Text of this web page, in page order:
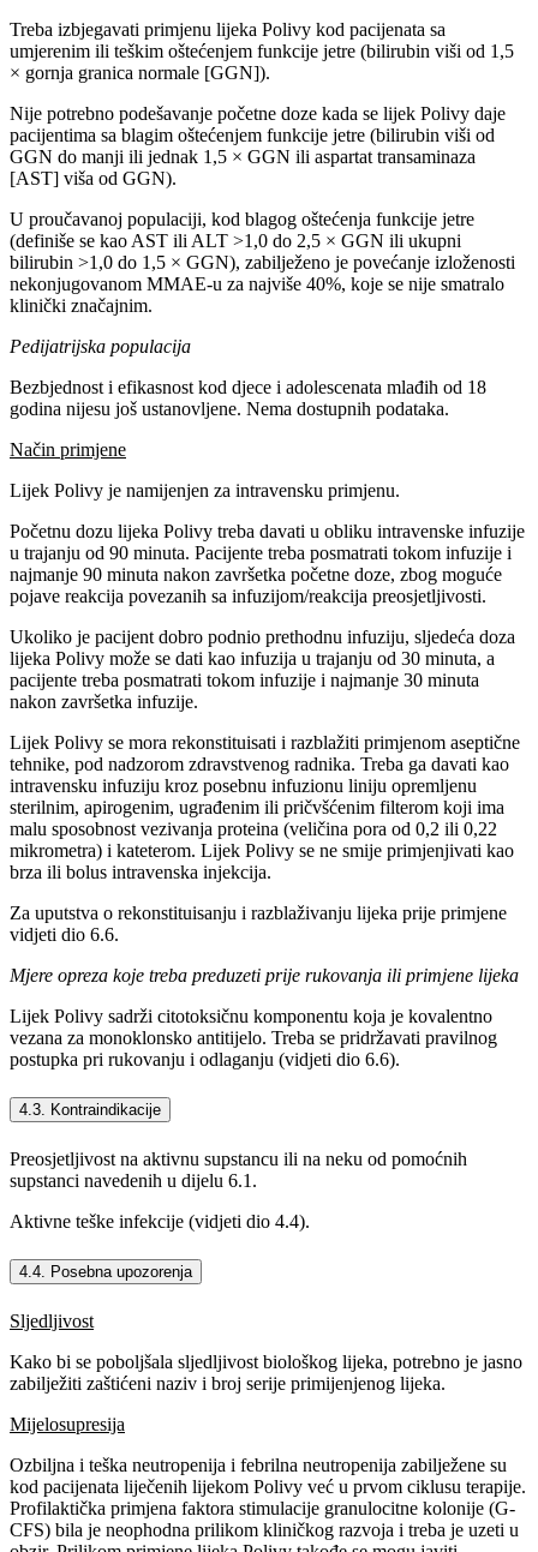
Treba izbjegavati primjenu lijeka Polivy kod pacijenata sa
umjerenim ili teškim oštećenjem funkcije jetre (bilirubin viši od 1,5
× gornja granica normale [GGN]).
Nije potrebno podešavanje početne doze kada se lijek Polivy daje
pacijentima sa blagim oštećenjem funkcije jetre (bilirubin viši od
GGN do manji ili jednak 1,5 × GGN ili aspartat transaminaza
[AST] viša od GGN).
U proučavanoj populaciji, kod blagog oštećenja funkcije jetre
(definiše se kao AST ili ALT >1,0 do 2,5 × GGN ili ukupni
bilirubin >1,0 do 1,5 × GGN), zabilježeno je povećanje izloženosti
nekonjugovanom MMAE-u za najviše 40%, koje se nije smatralo
klinički značajnim.
Pedijatrijska populacija
Bezbjednost i efikasnost kod djece i adolescenata mlađih od 18
godina nijesu još ustanovljene. Nema dostupnih podataka.
Način primjene
Lijek Polivy je namijenjen za intravensku primjenu.
Početnu dozu lijeka Polivy treba davati u obliku intravenske infuzije
u trajanju od 90 minuta. Pacijente treba posmatrati tokom infuzije i
najmanje 90 minuta nakon završetka početne doze, zbog moguće
pojave reakcija povezanih sa infuzijom/reakcija preosjetljivosti.
Ukoliko je pacijent dobro podnio prethodnu infuziju, sljedeća doza
lijeka Polivy može se dati kao infuzija u trajanju od 30 minuta, a
pacijente treba posmatrati tokom infuzije i najmanje 30 minuta
nakon završetka infuzije.
Lijek Polivy se mora rekonstituisati i razblažiti primjenom aseptične
tehnike, pod nadzorom zdravstvenog radnika. Treba ga davati kao
intravensku infuziju kroz posebnu infuzionu liniju opremljenu
sterilnim, apirogenim, ugrađenim ili pričvšćenim filterom koji ima
malu sposobnost vezivanja proteina (veličina pora od 0,2 ili 0,22
mikrometra) i kateterom. Lijek Polivy se ne smije primjenjivati kao
brza ili bolus intravenska injekcija.
Za uputstva o rekonstituisanju i razblaživanju lijeka prije primjene
vidjeti dio 6.6.
Mjere opreza koje treba preduzeti prije rukovanja ili primjene lijeka
Lijek Polivy sadrži citotoksičnu komponentu koja je kovalentno
vezana za monoklonsko antitijelo. Treba se pridržavati pravilnog
postupka pri rukovanju i odlaganju (vidjeti dio 6.6).
4.3. Kontraindikacije
Preosjetljivost na aktivnu supstancu ili na neku od pomoćnih
supstanci navedenih u dijelu 6.1.
Aktivne teške infekcije (vidjeti dio 4.4).
4.4. Posebna upozorenja
Sljedljivost
Kako bi se poboljšala sljedljivost biološkog lijeka, potrebno je jasno
zabilježiti zaštićeni naziv i broj serije primijenjenog lijeka.
Mijelosupresija
Ozbiljna i teška neutropenija i febrilna neutropenija zabilježene su
kod pacijenata liječenih lijekom Polivy već u prvom ciklusu terapije.
Profilaktička primjena faktora stimulacije granulocitne kolonije (G-
CFS) bila je neophodna prilikom kliničkog razvoja i treba je uzeti u